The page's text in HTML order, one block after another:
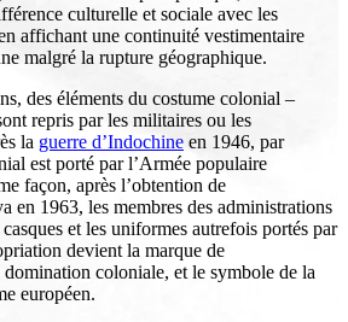
culturelle et sociale avec les
affichant une continuité vestimentaire
malgré la rupture géographique.
des éléments du costume colonial –
repris par les militaires ou les
la guerre d’Indochine en 1946, par
est porté par l’Armée populaire
façon, après l’obtention de
en 1963, les membres des administrations
et les uniformes autrefois portés par
devient la marque de
domination coloniale, et le symbole de la
européen.